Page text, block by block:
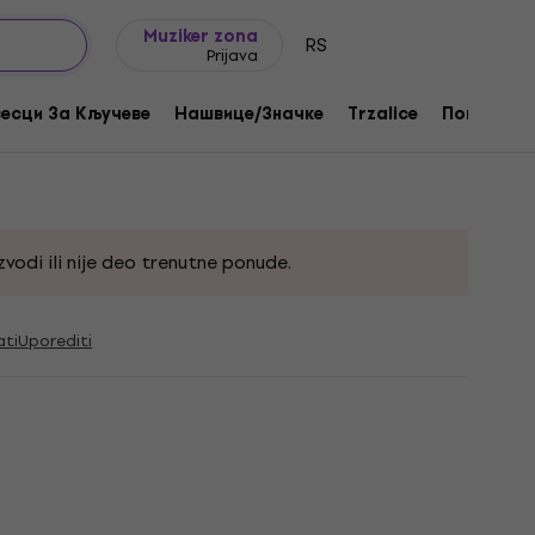
Muziker zona
Prijava RS
За Кључеве Нашвице/Значке Trzalice Поклони
The Beast Ранац Black
ili nije deo trenutne ponude.
Uporediti